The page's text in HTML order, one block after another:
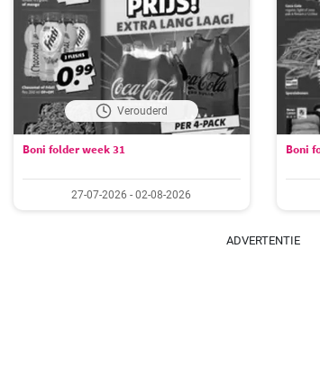
Verouderd
Boni folder week 31
27-07-2026 - 02-08-2026
Boni
ADVERTENTIE